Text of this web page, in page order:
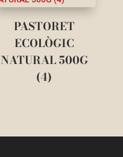
PASTORET
ECOLÒGIC
NATURAL 500G
(4)